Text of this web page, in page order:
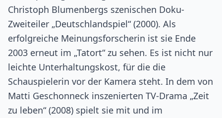
Christoph Blumenbergs szenischen Doku-
Zweiteiler „Deutschlandspiel“ (2000). Als
erfolgreiche Meinungsforscherin ist sie Ende
2003 erneut im „Tatort“ zu sehen. Es ist nicht nur
leichte Unterhaltungskost, für die die
Schauspielerin vor der Kamera steht. In dem von
Matti Geschonneck inszenierten TV-Drama „Zeit
zu leben“ (2008) spielt sie mit und im